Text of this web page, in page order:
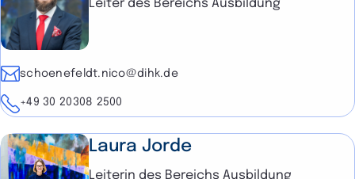
Leiter des Bereichs Ausbildung
E-Mailschoenefeldt.nico@dihk.de
Telefon
+49 30 20308 2500
Laura Jorde
Leiterin des Bereichs Ausbildung